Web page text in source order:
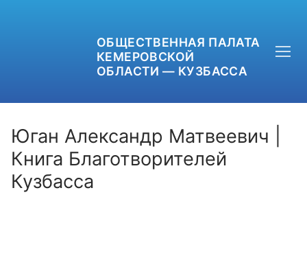
ОБЩЕСТВЕННАЯ ПАЛАТА
КЕМЕРОВСКОЙ
ОБЛАСТИ — КУЗБАССА
Юган Александр Матвеевич |
Книга Благотворителей
Кузбасса